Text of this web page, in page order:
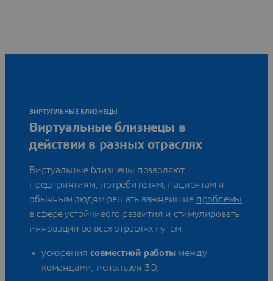
Виртуальные близнецы в
действии в разных отраслях
ВИРТУАЛЬНЫЕ БЛИЗНЕЦЫ
Виртуальные близнецы позволяют
предприятиям, потребителям, пациентам и
обычным людям решать важнейшие проблемы
в сфере устойчивого развития и стимулировать
инновации во всех отраслях путем:
ускорения совместной работымежду
командами, используя 3D;